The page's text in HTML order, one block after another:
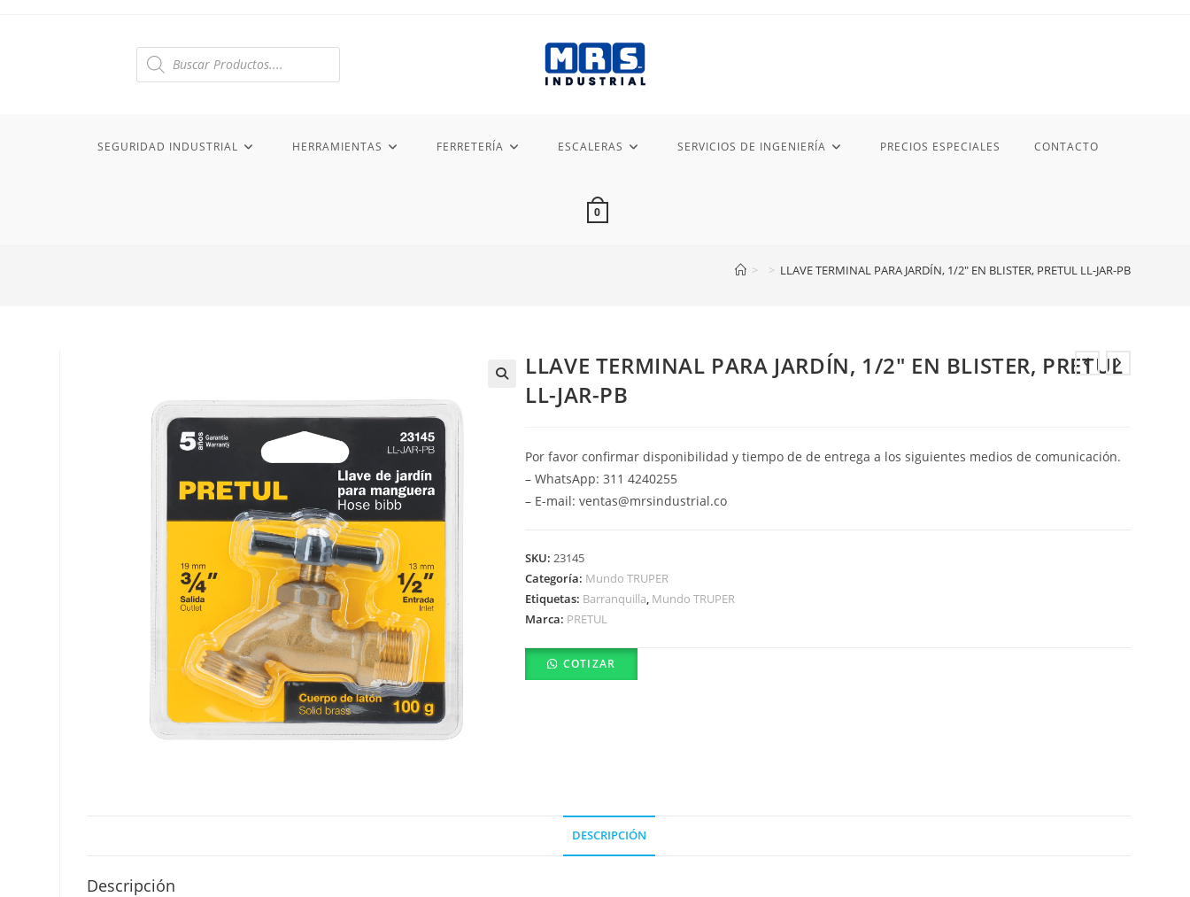
Búsqueda
SEGURIDAD INDUSTRIAL HERRAMIENTAS FERRETERÍA ESCALERAS SERVICIOS DE INGENIERÍA PRECIOS ESPECIALES CONTACTO
0
> > LLAVE TERMINAL PARA JARDÍN, 1/2″ EN BLISTER, PRETUL LL-JAR-PB
LLAVE TERMINAL PARA JARDÍN, 1/2″ EN BLISTER, PRETUL
LL-JAR-PB
Por favor confirmar disponibilidad y tiempo de de entrega a los siguientes medios de comunicación.
– WhatsApp: 311 4240255
– E-mail: ventas@mrsindustrial.co
SKU: 23145
Categoría: Mundo TRUPER
Etiquetas: Barranquilla Mundo TRUPER
Marca: PRETUL
COTIZAR
DESCRIPCIÓN
Descripción